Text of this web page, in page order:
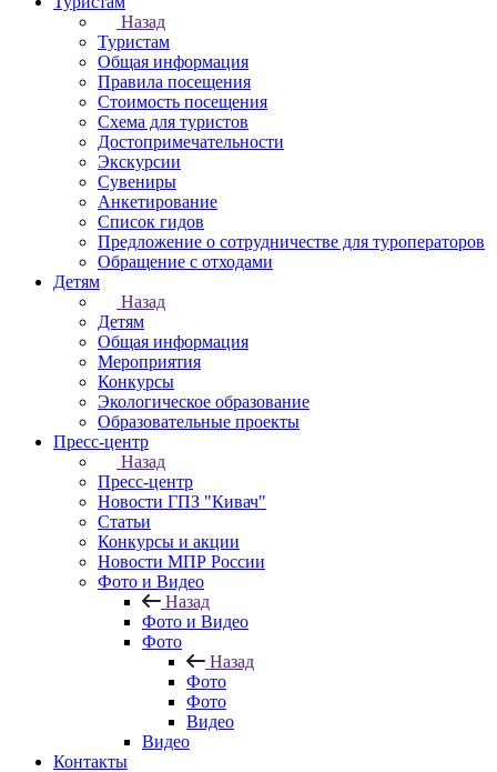
Назад
Туристам
Общая информация
Правила посещения
Стоимость посещения
Схема для туристов
Достопримечательности
Экскурсии
Сувениры
Анкетирование
Список гидов
Предложение о сотрудничестве для туроператоров
Обращение с отходами
Детям
Назад
Детям
Общая информация
Мероприятия
Конкурсы
Экологическое образование
Образовательные проекты
Пресс-центр
Назад
Пресс-центр
Новости ГПЗ "Кивач"
Статьи
Конкурсы и акции
Новости МПР России
Фото и Видео
Назад
Фото и Видео
Фото
Назад
Фото
Фото
Видео
Видео
Контакты